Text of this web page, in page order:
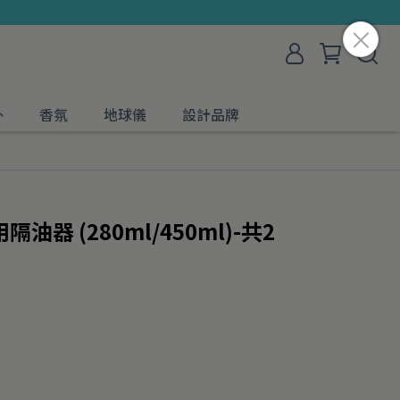
香氛 地球儀 設計品牌
隔油器 (280ml/450ml)-共2